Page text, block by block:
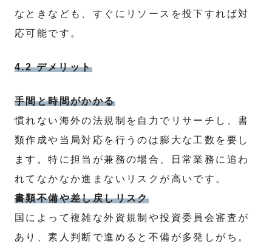
なときなども、すぐにリソースを投下すれば対
応可能です。
4.2 デメリット
手間と時間がかかる
慣れない海外の法規制を自力でリサーチし、書
類作成や当局対応を行うのは膨大な工数を要し
ます。特に担当が兼務の場合、日常業務に追わ
れてなかなか進まないリスクが高いです。
書類不備や差し戻しリスク
国によって複雑な外資規制や投資委員会審査が
あり、素人判断で進めると不備が多発しがち。